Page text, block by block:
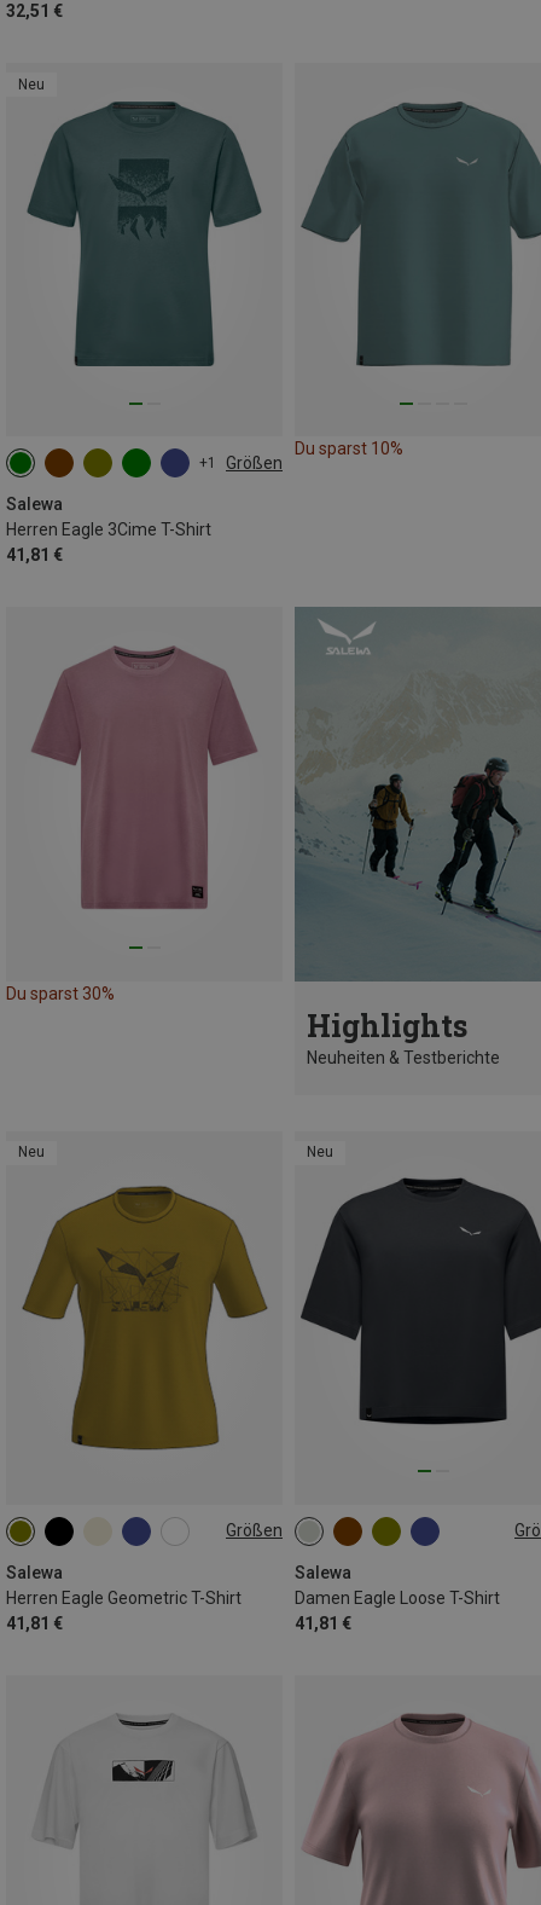
32,51 €
Neu
+1 Größen
Salewa
Herren Eagle 3Cime T-Shirt
41,81 €
M L XL XXL
Du sparst 10%
Du sparst 30%
Highlights
Neuheiten & Testberichte
Neu
Größen
Salewa
Herren Eagle Geometric T-Shirt
41,81 €
S M XL
Neu
Salewa
Damen Eagle Loose T-Shirt
41,81 €
XXS XS XL